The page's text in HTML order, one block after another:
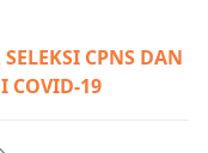
CPNS DAN
COVID-19